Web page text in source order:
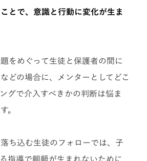
とで、意識と行動に変化が生ま
をめぐって生徒と保護者の間に
どの場合に、メンターとしてどこ
グで介入すべきかの判断は悩ま
。
ち込む生徒のフォローでは、子
指導で齟齬が生まれないために